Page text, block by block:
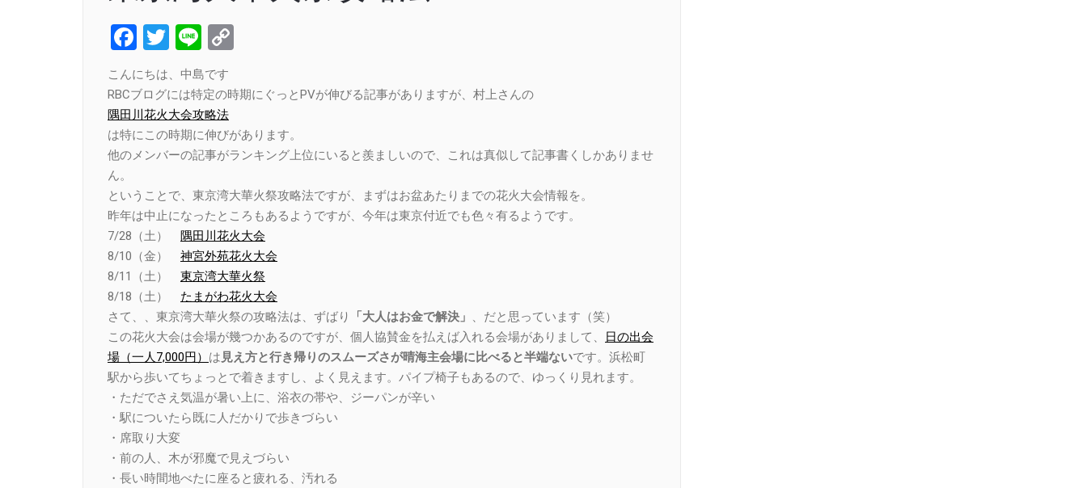
Facebook
Twitter
Line
こんにちは、中島です
RBCブログには特定の時期にぐっとPVが伸びる記事がありますが、村上さんの
隅田川花火大会攻略法
は特にこの時期に伸びがあります。
他のメンバーの記事がランキング上位にいると羨ましいので、これは真似して記事書くしかありませ
ん。
ということで、東京湾大華火祭攻略法ですが、まずはお盆あたりまでの花火大会情報を。
昨年は中止になったところもあるようですが、今年は東京付近でも色々有るようです。
7/28（土） 隅田川花火大会
8/10（金） 神宮外苑花火大会
8/11（土） 東京湾大華火祭
8/18（土） たまがわ花火大会
さて、、東京湾大華火祭の攻略法は、ずばり
「大人はお金で解決」 、だと思っています（笑）
この花火大会は会場が幾つかあるのですが、個人協賛金を払えば入れる会場がありまして、
日の出会
場（一人7,000円） は 見え方と行き帰りのスムーズさが晴海主会場に比べると半端ないです。浜松町
駅から歩いてちょっとで着きますし、よく見えます。パイプ椅子もあるので、ゆっくり見れます。
・ただでさえ気温が暑い上に、浴衣の帯や、ジーパンが辛い
・駅についたら既に人だかりで歩きづらい
・席取り大変
・前の人、木が邪魔で見えづらい
・長い時間地べたに座ると疲れる、汚れる